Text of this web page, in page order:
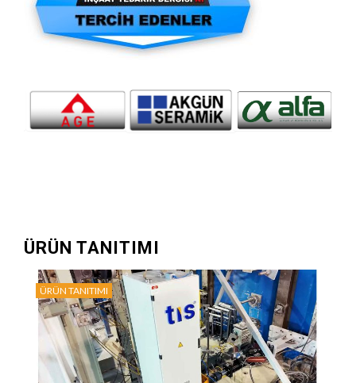
ÜRÜN TANITIMI
ÜRÜN TANITIMI